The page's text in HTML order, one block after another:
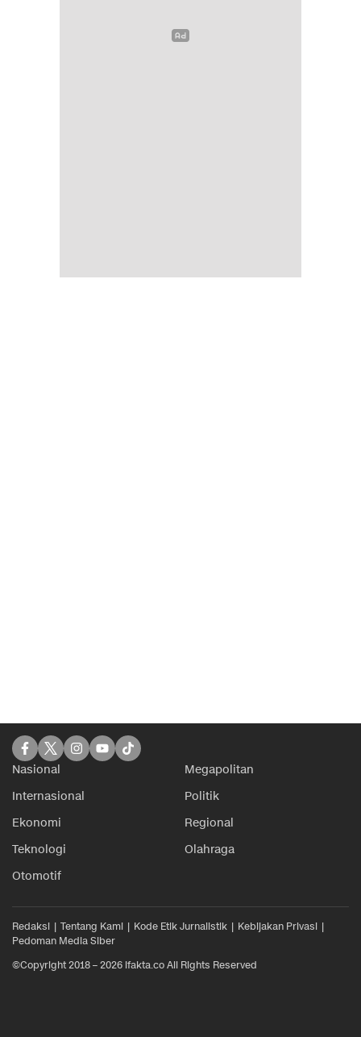
Nasional
Megapolitan
Internasional
Politik
Ekonomi
Regional
Teknologi
Olahraga
Otomotif
Redaksi Tentang Kami Kode Etik Jurnalistik
Kebijakan Privasi
Pedoman Media Siber
©Copyright 2018 – 2026 ifakta.co All Rights Reserved